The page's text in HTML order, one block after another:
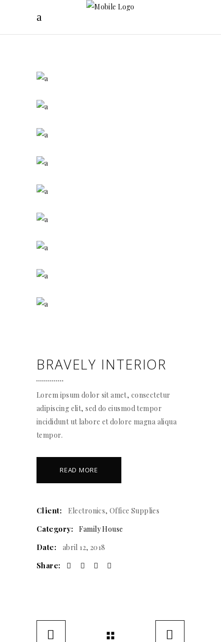
BRAVELY INTERIOR
Lorem ipsum dolor sit amet, consectetur
adipiscing elit, sed do eiusmod tempor
incididunt ut labore et dolore magna aliqua
tempor.
READ MORE
Client: Electronics, Office Supplies
Category: Family House
Date: abril 12, 2018
Share: